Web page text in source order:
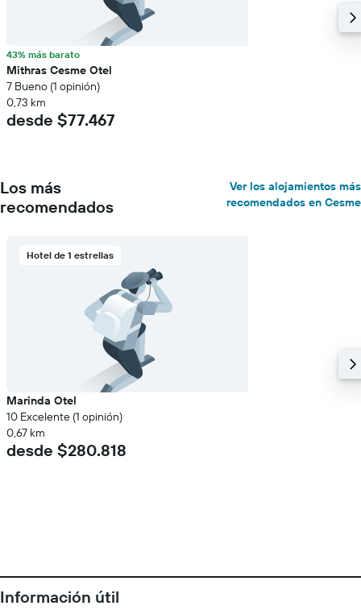
43% más barato
Mithras Cesme Otel
7 Bueno (1 opinión)
0,73 km
desde $77.467
Los más
recomendados
Ver los alojamientos más
recomendados en Cesme
Hotel de 1 estrellas
Marinda Otel
10 Excelente (1 opinión)
0,67 km
desde $280.818
Información útil